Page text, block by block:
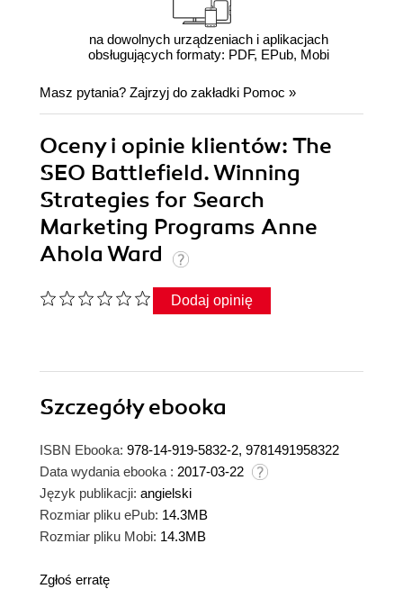
na dowolnych urządzeniach i aplikacjach
obsługujących formaty: PDF, EPub, Mobi
Masz pytania? Zajrzyj do zakładki Pomoc »
Oceny i opinie klientów: The
SEO Battlefield. Winning
Strategies for Search
Marketing Programs Anne
Ahola Ward
Dodaj opinię
Szczegółyebooka
ISBN Ebooka: 978-14-919-5832-2, 9781491958322
Data wydania ebooka : 2017-03-22
Język publikacji: angielski
Rozmiar pliku ePub: 14.3MB
Rozmiar pliku Mobi: 14.3MB
Zgłoś erratę